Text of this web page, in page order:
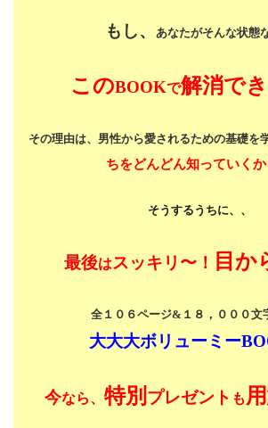
もし、 あなたがそんな状態
このBOOKで解消で
その理由は、男性から愛されるための基礎を
ちをどんどん知っていくか
そうするうちに、、
最後はスッキリ〜！ 目か
全１０６ページ&１８，０００文
大大大ボリューミー
今なら、 特別 プレゼント も